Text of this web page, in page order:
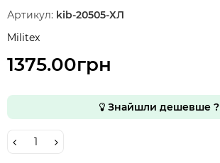
Артикул: kib-20505-ХЛ
Militex
1375.00грн
Знайшли дешевше ?